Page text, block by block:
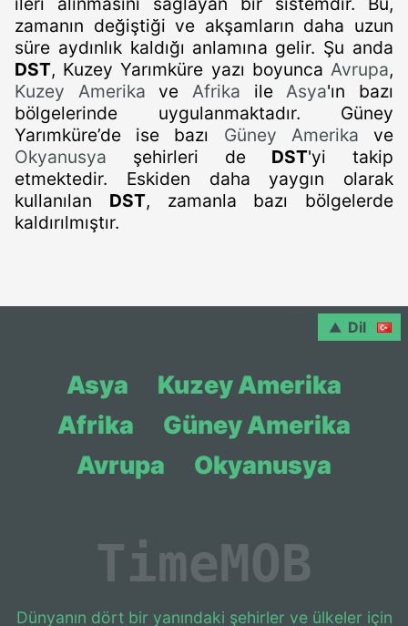
zamanın değiştiği ve akşamların daha uzun
süre aydınlık kaldığı anlamına gelir. Şu anda
DST, Kuzey Yarımküre yazı boyunca Avrupa,
Kuzey Amerika veAfrika ileAsya'ın bazı
bölgelerinde uygulanmaktadır. Güney
Yarımküre’de ise bazı Güney Amerika ve
Okyanusya şehirleri de DST'yi takip
etmektedir. Eskiden daha yaygın olarak
kullanılan DST, zamanla bazı bölgelerde
kaldırılmıştır.
Dil
Asya
Kuzey Amerika
Afrika
Güney Amerika
Avrupa
Okyanusya
TimeMOB
Dünyanın dört bir yanındaki şehirler ve ülkeler için